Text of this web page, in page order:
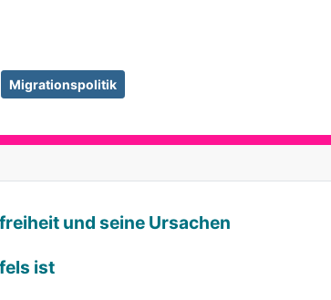
Migrationspolitik
und seine Ursachen
ist